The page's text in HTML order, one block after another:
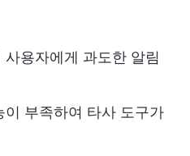
용자에게 과도한 알림
부족하여 타사 도구가